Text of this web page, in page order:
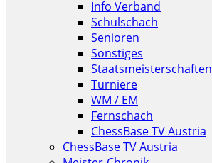
Info Verband
Schulschach
Senioren
Sonstiges
Staatsmeisterschaften
Turniere
WM / EM
Fernschach
ChessBase TV Austria
ChessBase TV Austria